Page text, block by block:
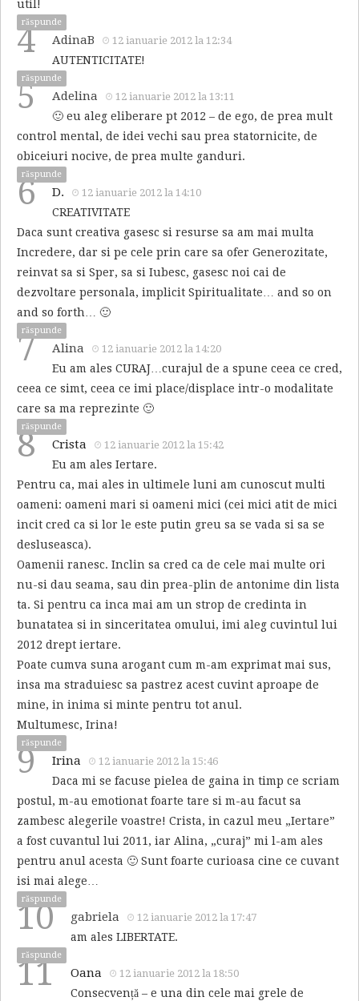
util!
răspunde
4 AdinaB 12 ianuarie 2012 la 12:34
AUTENTICITATE!
răspunde
5 Adelina 12 ianuarie 2012 la 13:11
🙂 eu aleg eliberare pt 2012 – de ego, de prea mult
control mental, de idei vechi sau prea statornicite, de
obiceiuri nocive, de prea multe ganduri.
răspunde
6 D. 12 ianuarie 2012 la 14:10
CREATIVITATE
Daca sunt creativa gasesc si resurse sa am mai multa
Incredere, dar si pe cele prin care sa ofer Generozitate,
reinvat sa si Sper, sa si Iubesc, gasesc noi cai de
dezvoltare personala, implicit Spiritualitate… and so on
and so forth… 🙂
răspunde
7 Alina 12 ianuarie 2012 la 14:20
Eu am ales CURAJ…curajul de a spune ceea ce cred,
ceea ce simt, ceea ce imi place/displace intr-o modalitate
care sa ma reprezinte 🙂
răspunde
8 Crista 12 ianuarie 2012 la 15:42
Eu am ales Iertare.
Pentru ca, mai ales in ultimele luni am cunoscut multi
oameni: oameni mari si oameni mici (cei mici atit de mici
incit cred ca si lor le este putin greu sa se vada si sa se
desluseasca).
Oamenii ranesc. Inclin sa cred ca de cele mai multe ori
nu-si dau seama, sau din prea-plin de antonime din lista
ta. Si pentru ca inca mai am un strop de credinta in
bunatatea si in sinceritatea omului, imi aleg cuvintul lui
2012 drept iertare.
Poate cumva suna arogant cum m-am exprimat mai sus,
insa ma straduiesc sa pastrez acest cuvint aproape de
mine, in inima si minte pentru tot anul.
Multumesc, Irina!
răspunde
9 Irina 12 ianuarie 2012 la 15:46
Daca mi se facuse pielea de gaina in timp ce scriam
postul, m-au emotionat foarte tare si m-au facut sa
zambesc alegerile voastre! Crista, in cazul meu „Iertare”
a fost cuvantul lui 2011, iar Alina, „curaj” mi l-am ales
pentru anul acesta 🙂 Sunt foarte curioasa cine ce cuvant
isi mai alege…
răspunde
10 gabriela 12 ianuarie 2012 la 17:47
am ales LIBERTATE.
răspunde
11 Oana 12 ianuarie 2012 la 18:50
Consecvență – e una din cele mai grele de